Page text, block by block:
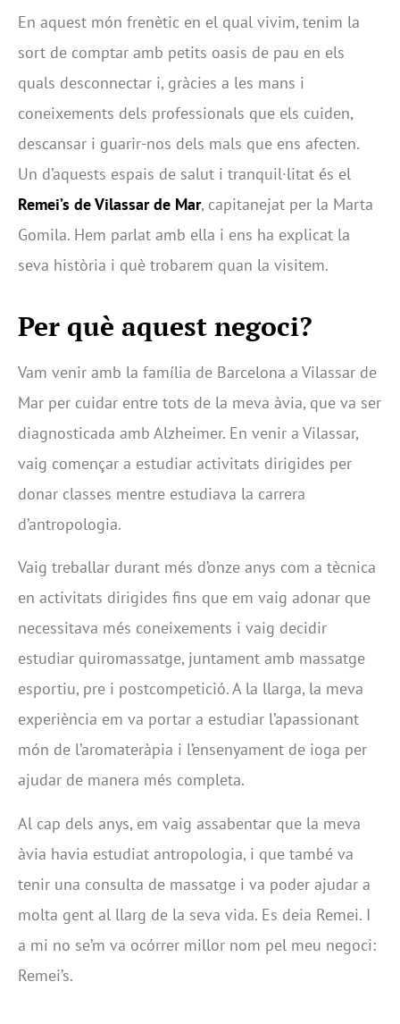
En aquest món frenètic en el qual vivim, tenim la
sort de comptar amb petits oasis de pau en els
quals desconnectar i, gràcies a les mans i
coneixements dels professionals que els cuiden,
descansar i guarir-nos dels mals que ens afecten.
Un d’aquests espais de salut i tranquil·litat és el
Remei’s de Vilassar de Mar, capitanejat per la Marta
Gomila. Hem parlat amb ella i ens ha explicat la
seva història i què trobarem quan la visitem.
Per què aquest negoci?
Vam venir amb la família de Barcelona a Vilassar de
Mar per cuidar entre tots de la meva àvia, que va ser
diagnosticada amb Alzheimer. En venir a Vilassar,
vaig començar a estudiar activitats dirigides per
donar classes mentre estudiava la carrera
d’antropologia.
Vaig treballar durant més d’onze anys com a tècnica
en activitats dirigides fins que em vaig adonar que
necessitava més coneixements i vaig decidir
estudiar quiromassatge, juntament amb massatge
esportiu, pre i postcompetició. A la llarga, la meva
experiència em va portar a estudiar l’apassionant
món de l’aromateràpia i l’ensenyament de ioga per
ajudar de manera més completa.
Al cap dels anys, em vaig assabentar que la meva
àvia havia estudiat antropologia, i que també va
tenir una consulta de massatge i va poder ajudar a
molta gent al llarg de la seva vida. Es deia Remei. I
a mi no se’m va ocórrer millor nom pel meu negoci:
Remei’s.